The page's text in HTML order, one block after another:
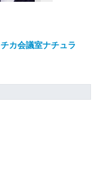
カ会議室ナチュラ